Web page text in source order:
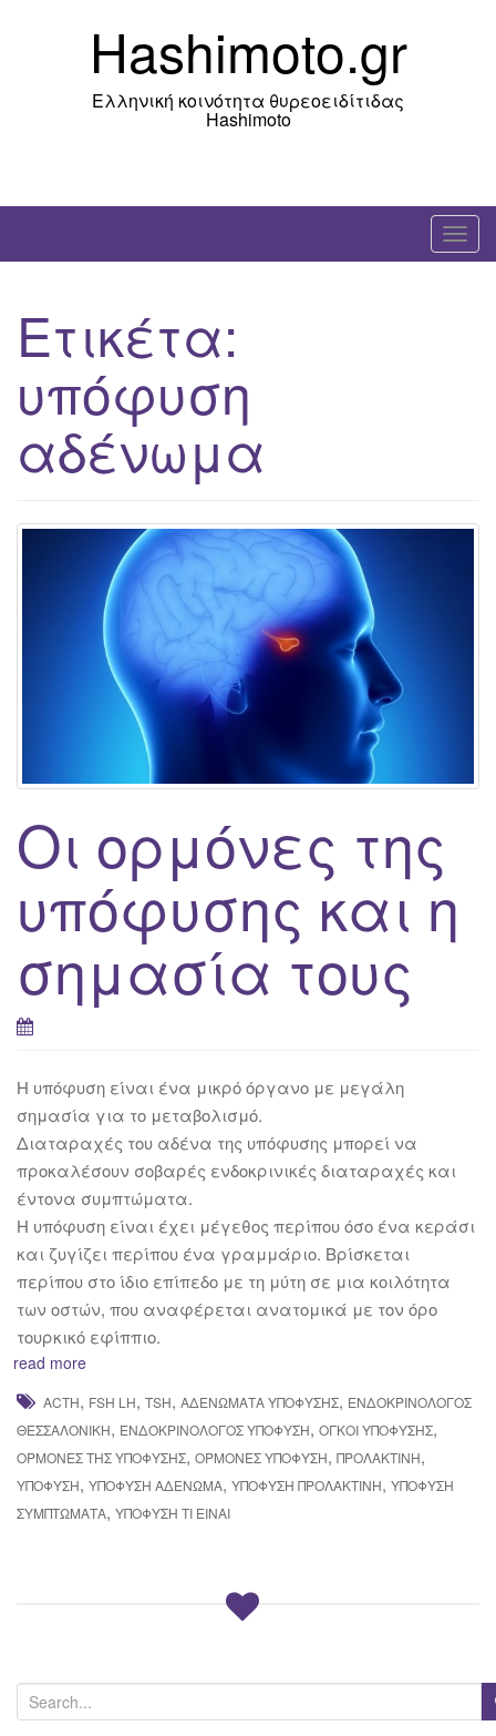
Hashimoto.gr
Ελληνική κοινότητα θυρεοειδίτιδας
Hashimoto
T
o
Ετικέτα:
υπόφυση
αδένωμα
Οι ορμόνες της
υπόφυσης και η
σημασία τους
H υπόφυση είναι ένα μικρό όργανο με μεγάλη
σημασία για το μεταβολισμό.
Διαταραχές του αδένα της υπόφυσης μπορεί να
προκαλέσουν σοβαρές ενδοκρινικές διαταραχές και
έντονα συμπτώματα.
Η υπόφυση είναι έχει μέγεθος περίπου όσο ένα κεράσι
και ζυγίζει περίπου ένα γραμμάριο. Βρίσκεται
περίπου στο ίδιο επίπεδο με τη μύτη σε μια κοιλότητα
των οστών, που αναφέρεται ανατομικά με τον όρο
τουρκικό εφίππιο.
read more
ACTH, FSH LH, TSH, ΑΔΕΝΏΜΑΤΑ ΥΠΌΦΥΣΗΣ, ΕΝΔΟΚΡΙΝΟΛΌΓΟΣ
ΘΕΣΣΑΛΟΝΊΚΗ, ΕΝΔΟΚΡΙΝΟΛΌΓΟΣ ΥΠΌΦΥΣΗ, ΌΓΚΟΙ ΥΠΌΦΥΣΗΣ,
ΟΡΜΌΝΕΣ ΤΗΣ ΥΠΌΦΥΣΗΣ, ΟΡΜΌΝΕΣ ΥΠΌΦΥΣΗ, ΠΡΟΛΑΚΤΊΝΗ,
ΥΠΌΦΥΣΗ, ΥΠΌΦΥΣΗ ΑΔΈΝΩΜΑ, ΥΠΌΦΥΣΗ ΠΡΟΛΑΚΤΊΝΗ, ΥΠΌΦΥΣΗ
ΣΥΜΠΤΏΜΑΤΑ, ΥΠΌΦΥΣΗ ΤΙ ΕΊΝΑΙ
e